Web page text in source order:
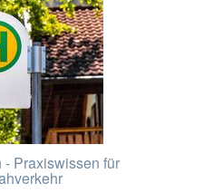
Praxiswissen für